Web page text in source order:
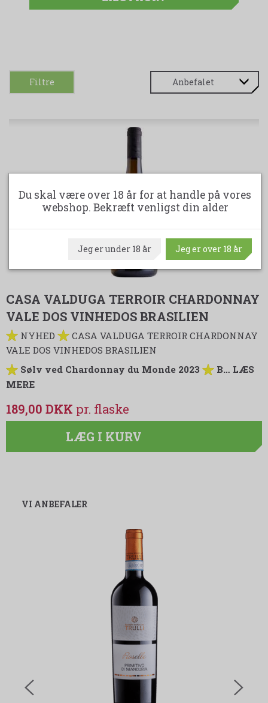
Filtre
CASA VALDUGA TERROIR CHARDONNAY
VALE DOS VINHEDOS BRASILIEN
NYHED
CASA VALDUGA TERROIR CHARDONNAY
VALE DOS VINHEDOS BRASILIEN
Sølv ved Chardonnay du Monde 2023
B… LÆS
MERE
189,00 DKK
LÆG I KURV
VI ANBEFALER
Du skal være over 18 år for at handle på vores
webshop. Bekræft venligst din alder
Jeg er under 18 år Jeg er over 18 år